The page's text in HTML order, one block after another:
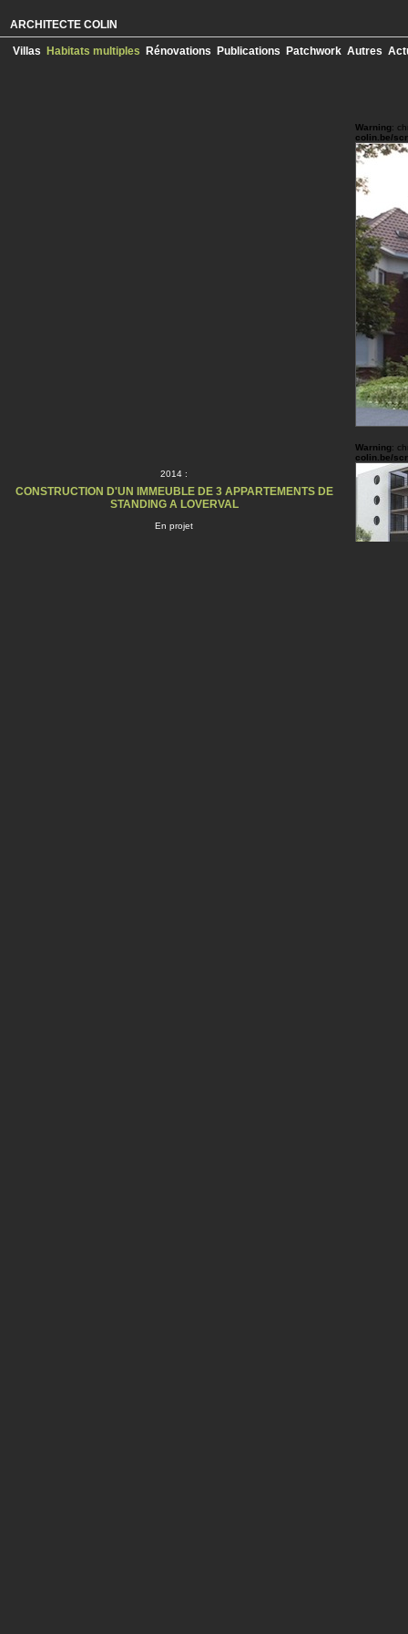
ARCHITECTE COLIN
Villas Habitats multiples Rénovations Publications Patchwork Autres
Warning:
colin.be/
Warning
colin.be/
Warning
colin.be/
Warning:
colin.be/
Warning:
colin.be/
Warning
:
colin.be/
Warning
colin.be/
Warning:
Warning:
colin.be/
2014 :
CONSTRUCTION D'UN IMMEUBLE DE 3 APPARTEMENTS DE
STANDING A LOVERVAL
En projet